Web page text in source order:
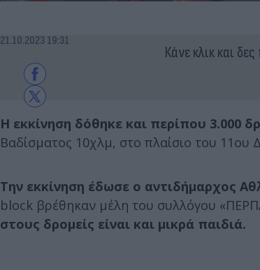
21.10.2023 19:31
Κάνε κλικ και
Η εκκίνηση δόθηκε και περίπου 3.000
Βαδίσματος 10χλμ, στο πλαίσιο του 11ου
Την εκκίνηση έδωσε ο αντιδήμαρχος
block βρέθηκαν μέλη του συλλόγου
στους δρομείς είναι και μικρά παιδιά.